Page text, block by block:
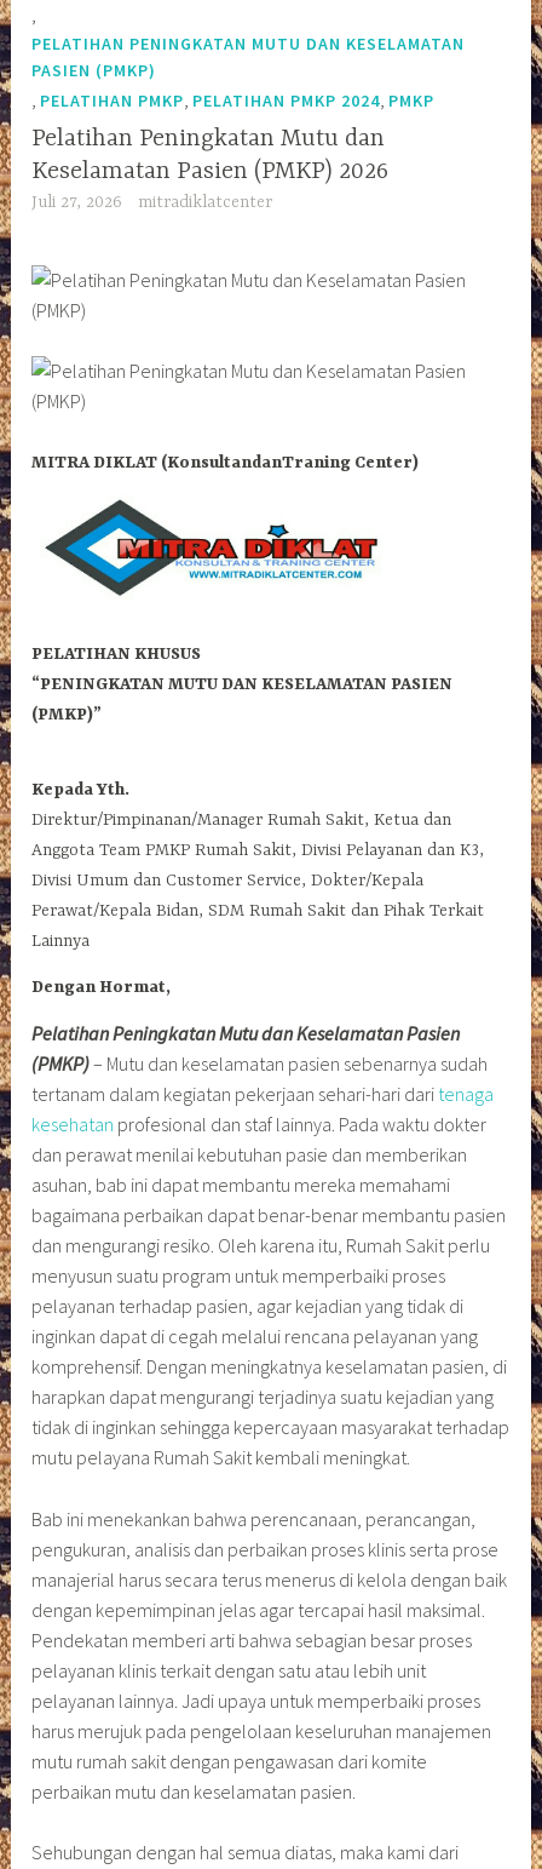
PELATIHAN PENINGKATAN MUTU DAN KESELAMATAN
PASIEN (PMKP)
PELATIHAN PMKP PELATIHAN PMKP 2024 PMKP
Pelatihan Peningkatan Mutu dan
Keselamatan Pasien (PMKP) 2026
Juli 27, 2026 mitradiklatcenter
MITRA DIKLAT (KonsultandanTraning Center)
PELATIHAN KHUSUS
“PENINGKATAN MUTU DAN KESELAMATAN PASIEN
(PMKP)”
Kepada Yth.
Direktur/Pimpinanan/Manager Rumah Sakit, Ketua dan
Anggota Team PMKP Rumah Sakit, Divisi Pelayanan dan K3,
Divisi Umum dan Customer Service, Dokter/Kepala
Perawat/Kepala Bidan, SDM Rumah Sakit dan Pihak Terkait
Lainnya
Dengan Hormat,
Pelatihan Peningkatan Mutu dan Keselamatan Pasien
(PMKP)– Mutu dan keselamatan pasien sebenarnya sudah
tertanam dalam kegiatan pekerjaan sehari-hari dari tenaga
kesehatan profesional dan staf lainnya. Pada waktu dokter
dan perawat menilai kebutuhan pasie dan memberikan
asuhan, bab ini dapat membantu mereka memahami
bagaimana perbaikan dapat benar-benar membantu pasien
dan mengurangi resiko. Oleh karena itu, Rumah Sakit perlu
menyusun suatu program untuk memperbaiki proses
pelayanan terhadap pasien, agar kejadian yang tidak di
inginkan dapat di cegah melalui rencana pelayanan yang
komprehensif. Dengan meningkatnya keselamatan pasien, di
harapkan dapat mengurangi terjadinya suatu kejadian yang
tidak di inginkan sehingga kepercayaan masyarakat terhadap
mutu pelayana Rumah Sakit kembali meningkat.
Bab ini menekankan bahwa perencanaan, perancangan,
pengukuran, analisis dan perbaikan proses klinis serta prose
manajerial harus secara terus menerus di kelola dengan baik
dengan kepemimpinan jelas agar tercapai hasil maksimal.
Pendekatan memberi arti bahwa sebagian besar proses
pelayanan klinis terkait dengan satu atau lebih unit
pelayanan lainnya. Jadi upaya untuk memperbaiki proses
harus merujuk pada pengelolaan keseluruhan manajemen
mutu rumah sakit dengan pengawasan dari komite
perbaikan mutu dan keselamatan pasien.
Sehubungan dengan hal semua diatas, maka kami dari